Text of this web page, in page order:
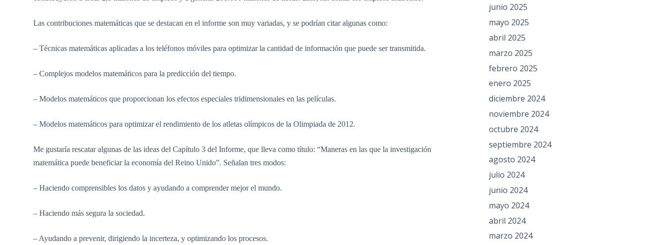
Las contribuciones matemáticas que se destacan en el informe son muy variadas, y se podrían citar algunas como:
– Técnicas matemáticas aplicadas a los teléfonos móviles para optimizar la cantidad de información que puede ser transmitida.
– Complejos modelos matemáticos para la predicción del tiempo.
– Modelos matemáticos que proporcionan los efectos especiales tridimensionales en las películas.
– Modelos matemáticos para optimizar el rendimiento de los atletas olímpicos de la Olimpiada de 2012.
Me gustaría rescatar algunas de las ideas del Capítulo 3 del Informe, que lleva como título: “Maneras en las que la investigación
matemática puede beneficiar la economía del Reino Unido”. Señalan tres modos:
– Haciendo comprensibles los datos y ayudando a comprender mejor el mundo.
– Haciendo más segura la sociedad.
– Ayudando a prevenir, dirigiendo la incerteza, y optimizando los procesos.
junio 2025
mayo 2025
abril 2025
marzo 2025
febrero 2025
enero 2025
diciembre 2024
noviembre 2024
octubre 2024
septiembre 2024
agosto 2024
julio 2024
junio 2024
mayo 2024
abril 2024
marzo 2024